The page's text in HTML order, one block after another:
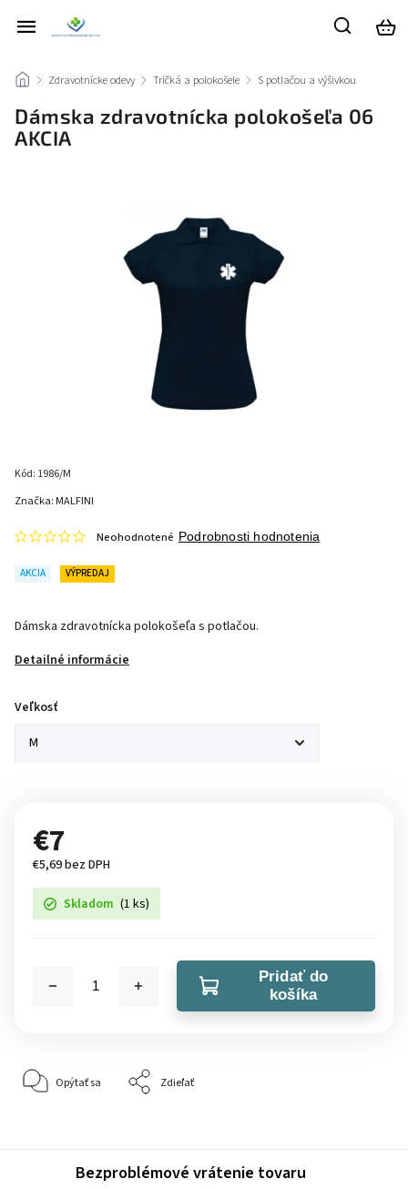
/ Zdravotnícke odevy / Tričká a polokošele / S potlačou a výšivkou
Dámska zdravotnícka polokošeľa 06
AKCIA
Kód: 1986/M
AKCIA VÝPREDAJ
Neohodnotené Podrobnosti hodnotenia
Dámska zdravotnícka polokošeľa s potlačou.
Detailné informácie
Značka: MALFINI
Veľkosť
€7
€5,69 bez DPH
Skladom (1 ks)
Pridať do
košíka
Opýtať sa Zdieľať
Bezproblémové vrátenie tovaru